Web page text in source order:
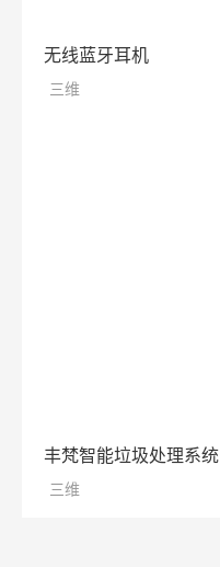
无线蓝牙耳机
三维
丰梵智能垃圾处理系统
三维